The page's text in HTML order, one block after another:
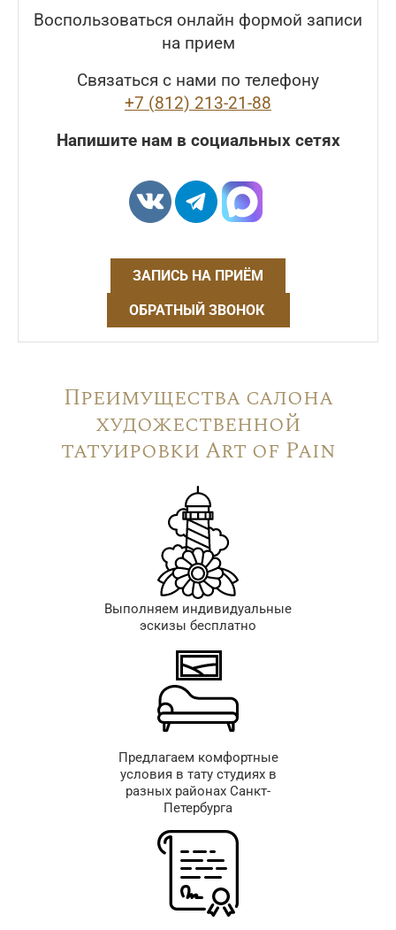
Воспользоваться онлайн формой записи
на прием
Связаться с нами по телефону
+7 (812) 213-21-88
Напишите нам в социальных сетях
ЗАПИСЬ НА ПРИЁМ
ОБРАТНЫЙ ЗВОНОК
Преимущества салона
художественной
татуировки Art of Pain
Выполняем индивидуальные
эскизы бесплатно
Предлагаем комфортные
условия в тату студиях в
разных районах Санкт-
Петербурга